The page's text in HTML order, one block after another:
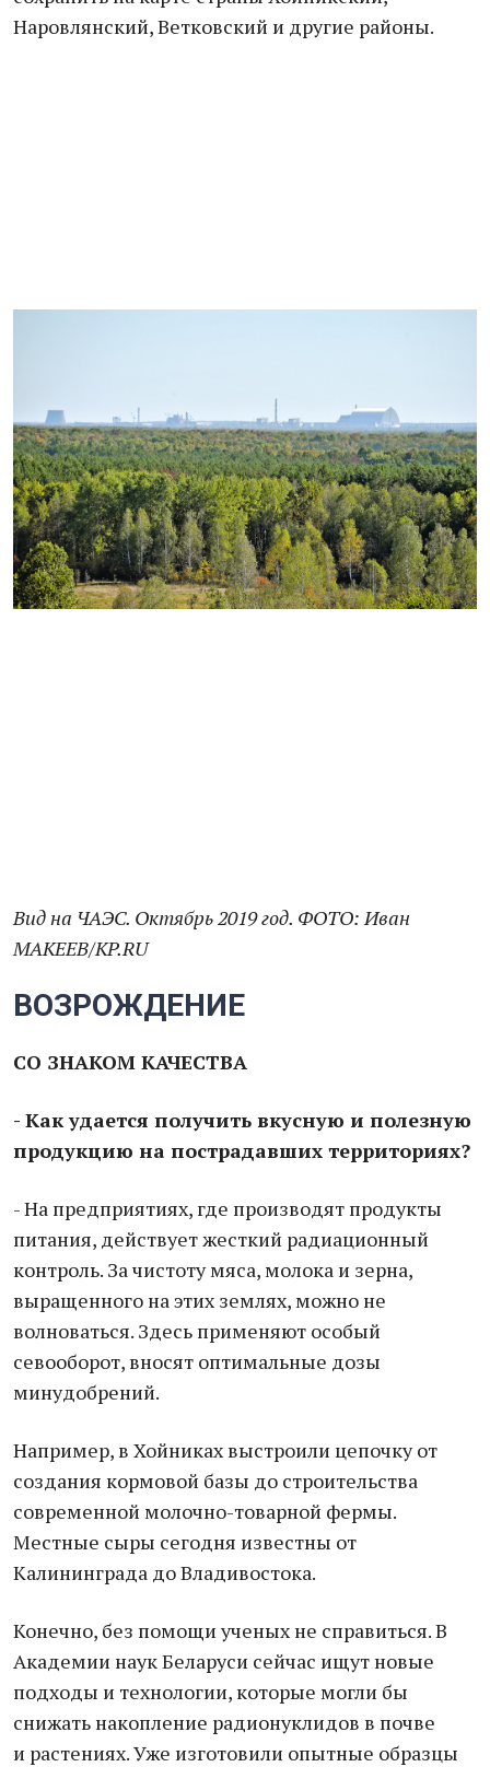
Наровлянский, Ветковский и другие районы.
Вид на ЧАЭС. Октябрь 2019 год. ФОТО: Иван
МАКЕЕВ/KP.RU
ВОЗРОЖДЕНИЕ
СО ЗНАКОМ КАЧЕСТВА
- Как удается получить вкусную и полезную
продукцию на пострадавших территориях?
- На предприятиях, где производят продукты
питания, действует жесткий радиационный
контроль. За чистоту мяса, молока и зерна,
выращенного на этих землях, можно не
волноваться. Здесь применяют особый
севооборот, вносят оптимальные дозы
минудобрений.
Например, в Хойниках выстроили цепочку от
создания кормовой базы до строительства
современной молочно-товарной фермы.
Местные сыры сегодня известны от
Калининграда до Владивостока.
Конечно, без помощи ученых не справиться. В
Академии наук Беларуси сейчас ищут новые
подходы и технологии, которые могли бы
снижать накопление радионуклидов в почве
и растениях. Уже изготовили опытные образцы